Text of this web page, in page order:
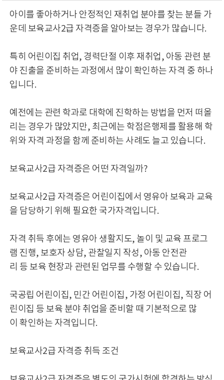
아이를 좋아하거나 안정적인 재취업 분야를 찾는 분들 가
운데 보육교사2급 자격증을 알아보는 경우가 많습니다.
특히 어린이집 취업, 경력단절 이후 재취업, 아동 관련 분
야 진출을 준비하는 과정에서 많이 확인하는 자격 중 하나
입니다.
예전에는 관련 학과로 대학에 진학하는 방법을 먼저 떠올
리는 경우가 많았지만, 최근에는 학점은행제를 활용해 학
위와 자격 과정을 함께 준비하는 사례도 늘고 있습니다.
보육교사2급 자격증은 어떤 자격일까?
보육교사2급 자격증은 어린이집에서 영유아 보육과 교육
을 담당하기 위해 필요한 국가자격입니다.
자격 취득 후에는 영유아 생활지도, 놀이 및 교육 프로그
램 진행, 보호자 상담, 관찰일지 작성, 아동 안전관
리 등 보육 현장과 관련된 업무를 수행할 수 있습니다.
국공립 어린이집, 민간 어린이집, 가정 어린이집, 직장 어
린이집 등 보육 분야 취업을 준비할 때 기본적으로 많
이 확인하는 자격입니다.
보육교사2급 자격증 취득 조건